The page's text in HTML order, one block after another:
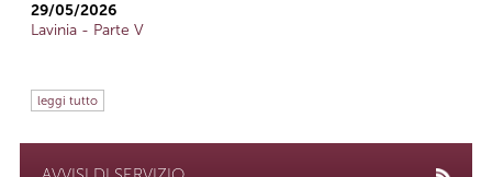
29/05/2026
Lavinia - Parte V
leggi tutto